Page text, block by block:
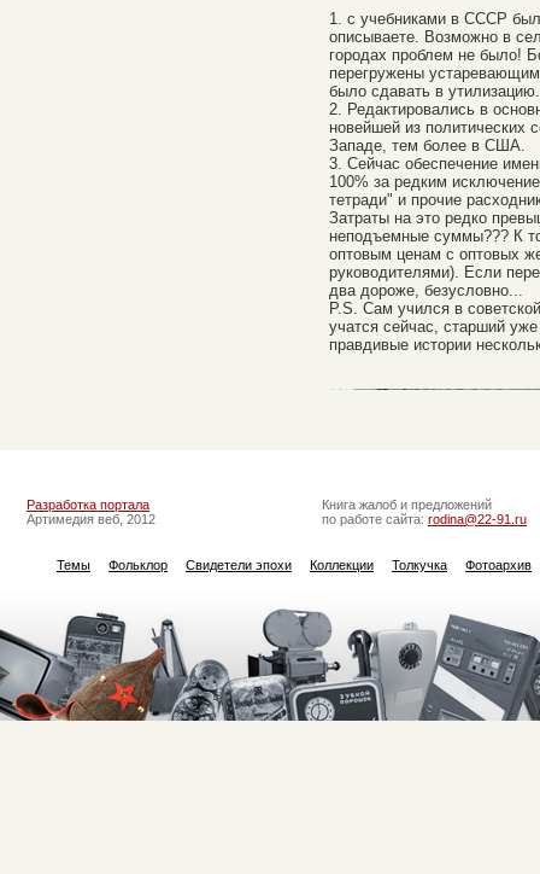
1. с учебниками в СССР
описываете. Возможно в
городах проблем не было!
перегружены
было сдавать в утилизацию.
2. Редактировались в
новейшей из политических
Западе, тем более в США.
3. Сейчас обеспечение
100% за редким
тетради" и прочие
Затраты на это редко
неподъемные суммы??? К
оптовым ценам с оптовых
руководителями). Если
два дороже, безусловно...
P.S. Сам учился в
учатся сейчас, старший
правдивые истории
Разработка портала
Артимедия веб, 2012
Книга жалоб и предложений
по работе сайта: rodina@22-91.ru
Темы Фольклор Свидетели эпохи Коллекции Толкучка Фотоархив